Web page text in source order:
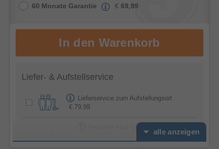
60 Monate Garantie € 69,99
Liefer- & Aufstellservice
Lieferservice zum Aufstellungsort
€ 79,99
Premium Plus Option -
alle anzeigen